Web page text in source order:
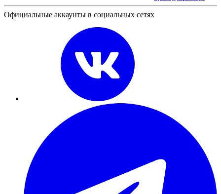
Официальные аккаунты в социальных сетях